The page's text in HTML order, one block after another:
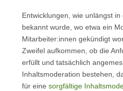
Entwicklungen, wie unlängst
bekannt wurde, wo etwa ein
Mitarbeiter:innen gekündigt
Zweifel aufkommen, ob die
erfüllt und tatsächlich
Inhaltsmoderation bestehen,
für einesorgfältige